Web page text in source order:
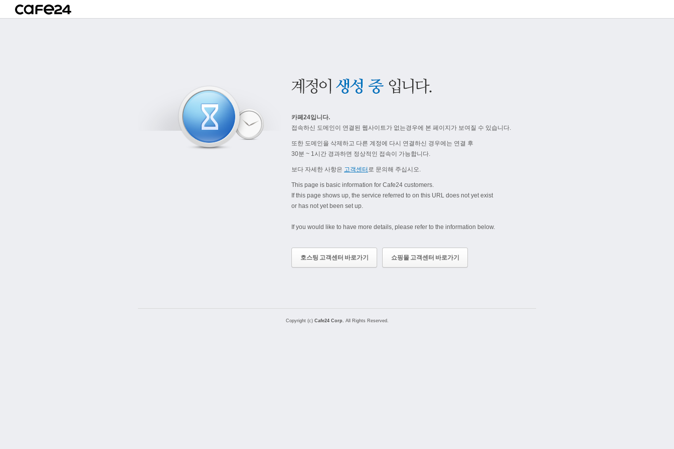
카페24입니다.
접속하신 도메인이 연결된 웹사이트가 없는경우에 본 페이지가 보여질 수 있습니다.
또한 도메인을 삭제하고 다른 계정에 다시 연결하신 경우에는 연결 후
30분 ~ 1시간 경과하면 정상적인 접속이 가능합니다.
보다 자세한 사항은 고객센터 로 문의해 주십시오.
This page is basic information for Cafe24 customers.
If this page shows up, the service referred to on this URL does not yet exist
or has not yet been set up.
If you would like to have more details, please refer to the information below.
호스팅 고객센터 바로가기 쇼핑몰 고객센터 바로가기
Copyright (c) Cafe24 Corp. All Rights Reserved.